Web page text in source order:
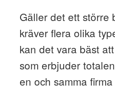
Gäller det ett större
kräver flera olika
kan det vara bäst
som erbjuder
en och samma